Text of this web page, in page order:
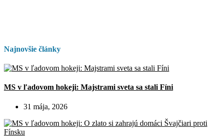
Najnovšie články
MS v ľadovom hokeji: Majstrami sveta sa stali Fíni
31 mája, 2026